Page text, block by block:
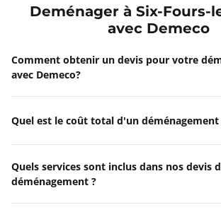
Deménager à Six-Fours-
avec Demeco
Comment obtenir un devis pour votre
avec Demeco?
Quel est le coût total d'un déménagement
Quels services sont inclus dans nos devis
déménagement ?